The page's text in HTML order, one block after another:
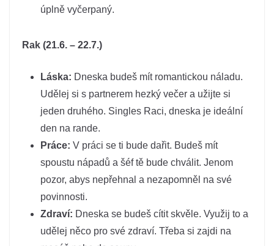
úplně vyčerpaný.
Rak (21.6. – 22.7.)
Láska: Dneska budeš mít romantickou náladu.
Udělej si s partnerem hezký večer a užijte si
jeden druhého. Singles Raci, dneska je ideální
den na rande.
Práce: V práci se ti bude dařit. Budeš mít
spoustu nápadů a šéf tě bude chválit. Jenom
pozor, abys nepřehnal a nezapomněl na své
povinnosti.
Zdraví: Dneska se budeš cítit skvěle. Využij to a
udělej něco pro své zdraví. Třeba si zajdi na